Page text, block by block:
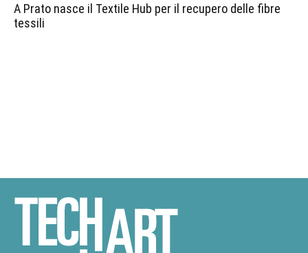
A Prato nasce il Textile Hub per il recupero delle fibre
tessili